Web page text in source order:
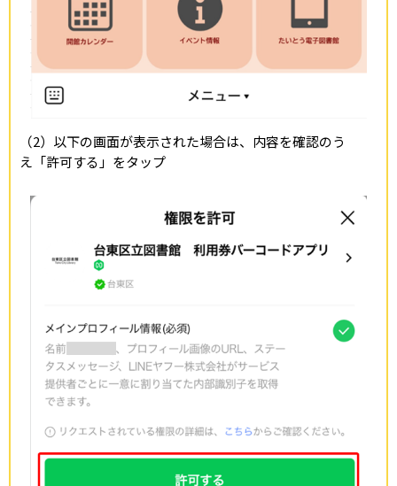
（2）以下の画面が表示された場合は、内容を確認のう
え「許可する」をタップ